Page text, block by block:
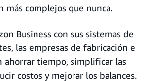
más complejos que nunca.
Business con sus sistemas de
las empresas de fabricación e
ahorrar tiempo, simplificar las
costos y mejorar los balances.